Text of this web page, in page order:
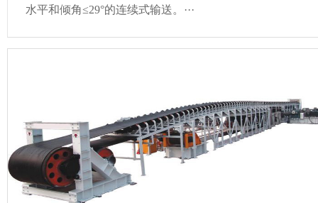
水平和倾角≤29°的连续式输送。···